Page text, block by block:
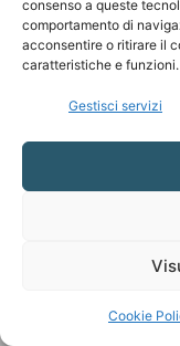
consenso a queste
comportamento di
acconsentire o ritirare il
caratteristiche e funzioni.
Gestisci servizi
Cookie